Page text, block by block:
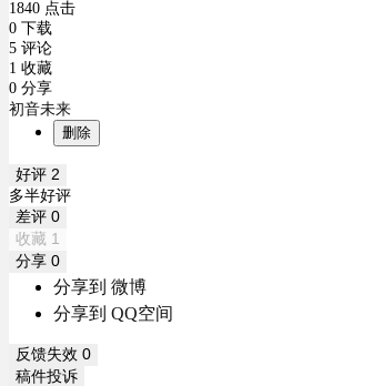
1840 点击
0 下载
5 评论
1 收藏
0 分享
初音未来
删除
好评 2
多半好评
差评 0
收藏 1
分享 0
分享到 微博
分享到 QQ空间
反馈失效 0
稿件投诉